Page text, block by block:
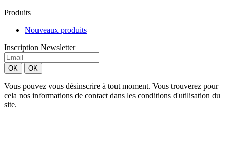
Produits
Nouveaux produits
Inscription Newsletter
Vous pouvez vous désinscrire à tout moment. Vous trouverez pour
cela nos informations de contact dans les conditions d'utilisation du
site.